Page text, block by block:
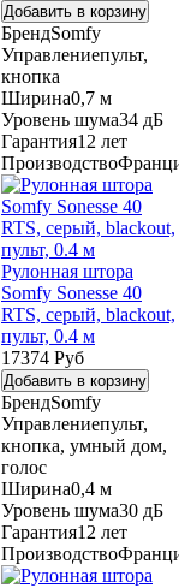
Добавить в корзину
БрендSomfy
Управлениепульт,
кнопка
Ширина0,7 м
Уровень шума34 дБ
Гарантия12 лет
Производство
Рулонная штора
Somfy Sonesse 40
RTS, серый, blackout,
пульт, 0.4 м
17374 Руб
Добавить в корзину
БрендSomfy
Управлениепульт,
кнопка, умный дом,
голос
Ширина0,4 м
Уровень шума30 дБ
Гарантия12 лет
Производство